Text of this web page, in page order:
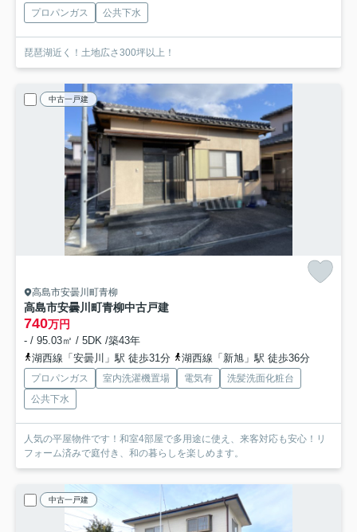
プロパンガス 公共下水
琵琶湖近く！土地広さ300坪以上！
中古一戸建
高島市安曇川町青柳
高島市安曇川町青柳中古戸建
740万円
- / 95.03㎡ / 5DK /築43年
湖西線「安曇川」駅 徒歩31分
湖西線「新旭」駅 徒歩36分
プロパンガス 室内洗濯機置場 電気有
洗髪洗面化粧台
公共下水
人気の平屋物件です！和室4部屋で多用途に使え、来客対応も安心！リ
フォーム済みで庭付き、和の暮らしを楽しめます。
中古一戸建